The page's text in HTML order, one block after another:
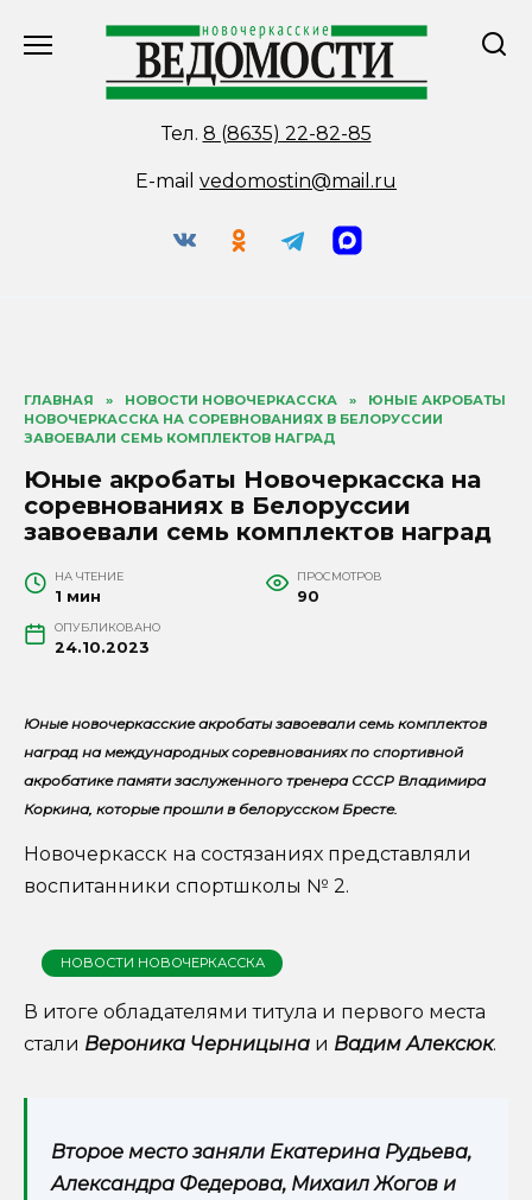
Тел. 8 (8635) 22-82-85
E-mail vedomostin@mail.ru
ГЛАВНАЯ » НОВОСТИ НОВОЧЕРКАССКА »
ЮНЫЕ АКРОБАТЫ
НОВОЧЕРКАССКА НА СОРЕВНОВАНИЯХ В БЕЛОРУССИИ
ЗАВОЕВАЛИ СЕМЬ КОМПЛЕКТОВ НАГРАД
Юные акробаты Новочеркасска на
соревнованиях в Белоруссии
завоевали семь комплектов наград
НА ЧТЕНИЕ
1 мин
ПРОСМОТРОВ
90
ОПУБЛИКОВАНО
24.10.2023
Юные новочеркасские акробаты завоевали семь комплектов
наград на международных соревнованиях по спортивной
акробатике памяти заслуженного тренера СССР Владимира
Коркина, которые прошли в белорусском Бресте.
Новочеркасск на состязаниях представляли
воспитанники спортшколы № 2.
НОВОСТИ НОВОЧЕРКАССКА
В итоге обладателями титула и первого места
стали Вероника Черницына и Вадим Алексюк.
Второе место заняли Екатерина Рудьева,
Александра Федерова, Михаил Жогов и